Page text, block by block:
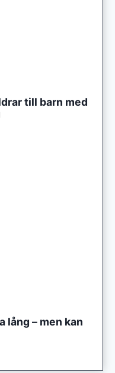
till barn med
lång – men kan